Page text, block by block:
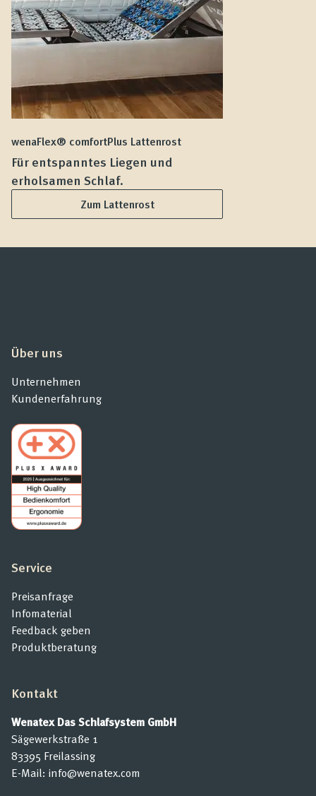
wenaFlex® comfortPlus Lattenrost
Für entspanntes Liegen und
erholsamen Schlaf.
Zum Lattenrost
Über uns
Unternehmen
Kundenerfahrung
Service
Preisanfrage
Infomaterial
Feedback geben
Produktberatung
Kontakt
Wenatex Das Schlafsystem GmbH
Sägewerkstraße 1
83395 Freilassing
E-Mail: info@wenatex.com